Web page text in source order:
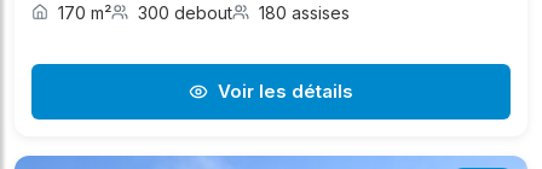
170 m² 300 debout 180 assises
Voir les détails